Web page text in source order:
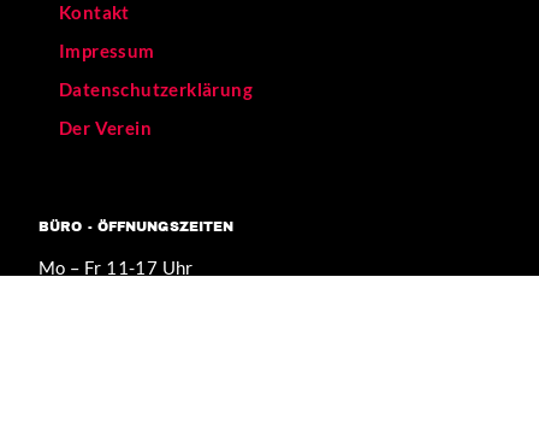
Kontakt
Impressum
Datenschutzerklärung
Der Verein
BÜRO - ÖFFNUNGSZEITEN
Mo – Fr 11-17 Uhr